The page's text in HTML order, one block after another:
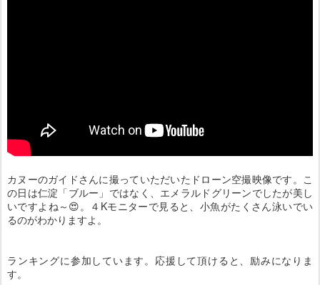
カヌーのガイドさんに撮っていただいたドローン空撮映像です。こ
の日は仁淀「ブルー」ではなく、エメラルドグリーンでしたが美し
いですよね～😍。４Kモニターで見ると、小魚がたくさん泳いでい
るのがわかりますよ。
ランキングに参加しています。応援して頂けると、励みになりま
す。